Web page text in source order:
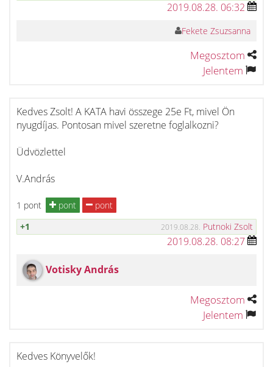
2019.08.28. 06:32
Fekete Zsuzsanna
Megosztom
Jelentem
Kedves Zsolt! A KATA havi összege 25e Ft, mivel Ön
nyugdíjas. Pontosan mivel szeretne foglalkozni?
Üdvözlettel
V.András
1 pont pont
pont
+1
2019.08.28. Putnoki Zsolt
2019.08.28. 08:27
Votisky András
Megosztom
Jelentem
Kedves Könyvelők!